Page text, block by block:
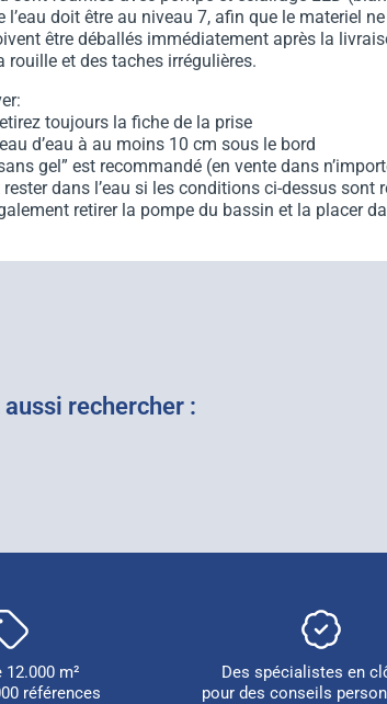
l’eau doit être au niveau 7, afin que le materiel
être déballés immédiatement après la
rouille et des taches irrégulières.
toujours la fiche de la prise
d’eau à au moins 10 cm sous le bord
gel” est recommandé (en vente dans
rester dans l’eau si les conditions ci-dessus sont
retirer la pompe du bassin et la placer
rechercher :
m²
références
Des spécialistes en
pour des conseils